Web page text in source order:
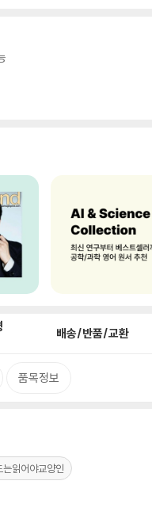
배송/반품/교환
품목정보
읽어야교양인